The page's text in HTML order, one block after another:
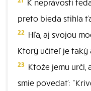
K neprávosti
preto bieda stihla
22 Hľa, aj svojou
Ktorý učiteľ je taký
23 Ktože jemu určí,
smie povedať: